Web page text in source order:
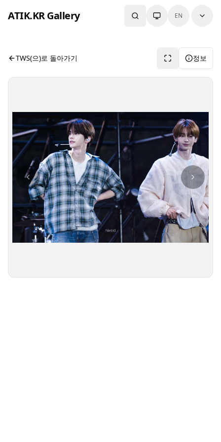
ATIK.KR Gallery EN
#SHINYU #HANJIN #Asia Top Artist Festival
사진 뷰어입니다. 버튼으로 전체화면, 공유, 정보 보기를 사용
TWS(으)로 돌아가기 정보
사진 탐색 가능